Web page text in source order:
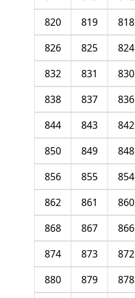
818
819
820
824
825
826
830
831
832
836
837
838
842
843
844
848
849
850
854
855
856
860
861
862
866
867
868
872
873
874
878
879
880